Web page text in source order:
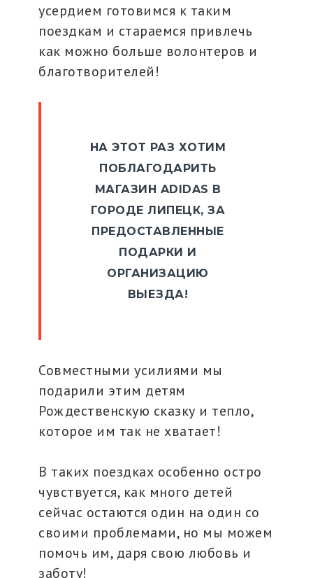
усердием готовимся к таким
поездкам и стараемся привлечь
как можно больше волонтеров и
благотворителей!
НА ЭТОТ РАЗ ХОТИМ
ПОБЛАГОДАРИТЬ
МАГАЗИН ADIDAS В
ГОРОДЕ ЛИПЕЦК, ЗА
ПРЕДОСТАВЛЕННЫЕ
ПОДАРКИ И
ОРГАНИЗАЦИЮ
ВЫЕЗДА!
Совместными усилиями мы
подарили этим детям
Рождественскую сказку и тепло,
которое им так не хватает!
В таких поездках особенно остро
чувствуется, как много детей
сейчас остаются один на один со
своими проблемами, но мы можем
помочь им, даря свою любовь и
заботу!